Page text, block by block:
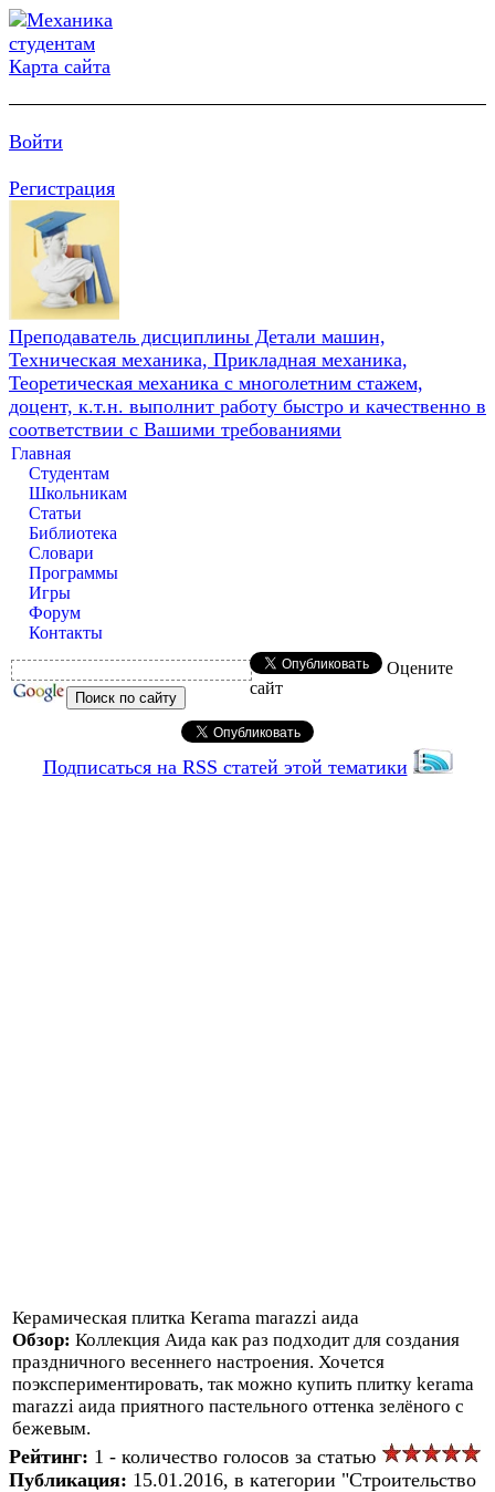
Карта сайта
Войти
Регистрация
Преподаватель дисциплины Детали машин,
Техническая механика, Прикладная механика,
Теоретическая механика с многолетним стажем,
доцент, к.т.н. выполнит работу быстро и качественно в
соответствии с Вашими требованиями
Главная
Студентам
Школьникам
Статьи
Библиотека
Словари
Программы
Игры
Форум
Контакты
Оцените
сайт
Подписаться на RSS статей этой тематики
Керамическая плитка Kerama marazzi аида
Обзор: Коллекция Аида как раз подходит для создания
праздничного весеннего настроения. Хочется
поэкспериментировать, так можно купить плитку kerama
marazzi аида приятного пастельного оттенка зелёного с
бежевым.
Рейтинг: 1 - количество голосов за статью
Публикация: 15.01.2016, в категории "Строительство